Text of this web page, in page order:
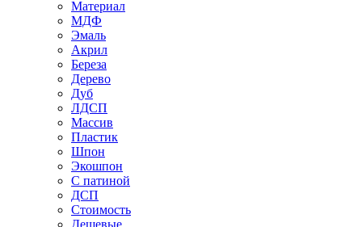
Материал
МДФ
Эмаль
Акрил
Береза
Дерево
Дуб
ЛДСП
Массив
Пластик
Шпон
Экошпон
С патиной
ДСП
Стоимость
Дешевые